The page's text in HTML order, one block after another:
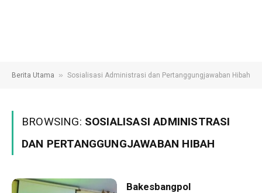
Berita Utama » Sosialisasi Administrasi dan Pertanggungjawaban Hibah
BROWSING: SOSIALISASI ADMINISTRASI
DAN PERTANGGUNGJAWABAN HIBAH
Bakesbangpol